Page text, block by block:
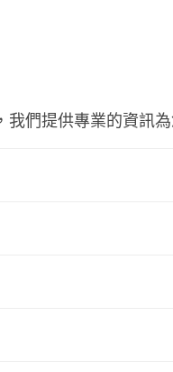
們提供專業的資訊為